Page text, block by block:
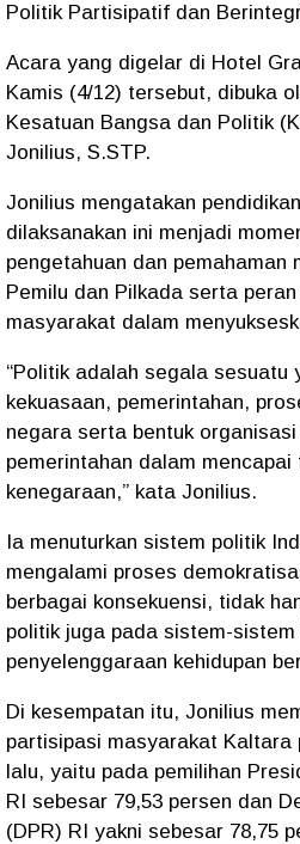
Politik Partisipatif dan
Acara yang digelar di Hotel
Kamis (4/12) tersebut, dibuka
Kesatuan Bangsa dan Politik
Jonilius, S.STP.
Jonilius mengatakan
dilaksanakan ini menjadi
pengetahuan dan pemahaman
Pemilu dan Pilkada serta
masyarakat dalam
“Politik adalah segala sesuatu
kekuasaan, pemerintahan,
negara serta bentuk
pemerintahan dalam mencapai
kenegaraan,” kata Jonilius.
Ia menuturkan sistem politik
mengalami proses
berbagai konsekuensi, tidak
politik juga pada sistem-sistem
penyelenggaraan kehidupan
Di kesempatan itu, Jonilius
partisipasi masyarakat Kaltara
lalu, yaitu pada pemilihan
RI sebesar 79,53 persen dan
(DPR) RI yakni sebesar 78,75